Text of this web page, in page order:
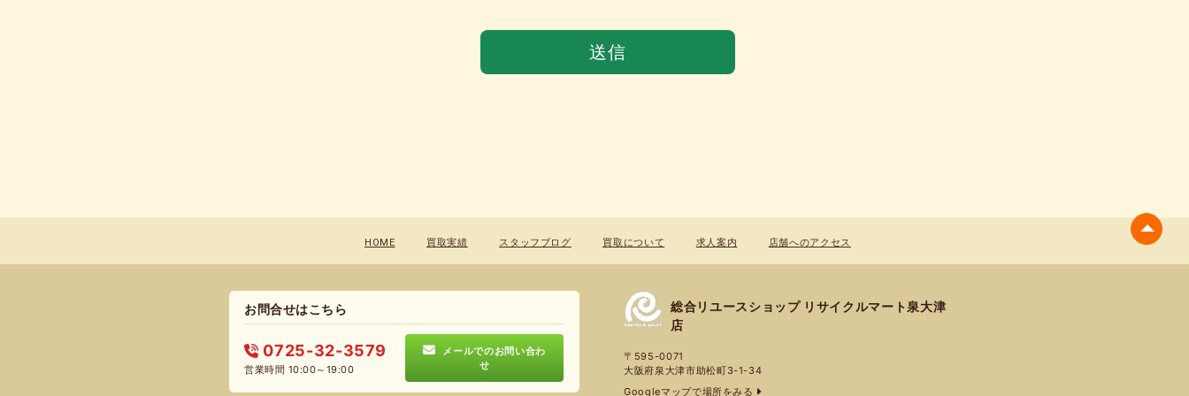
HOME 買取実績 スタッフブログ 買取について 求人案内 店舗へのアクセス
お問合せはこちら
0725-32-3579
営業時間 10:00～19:00
メールでのお問い合わ
せ
総合リユースショップ リサイクルマート泉大津
店
〒595-0071
大阪府泉大津市助松町3-1-34
Googleマップで場所をみる